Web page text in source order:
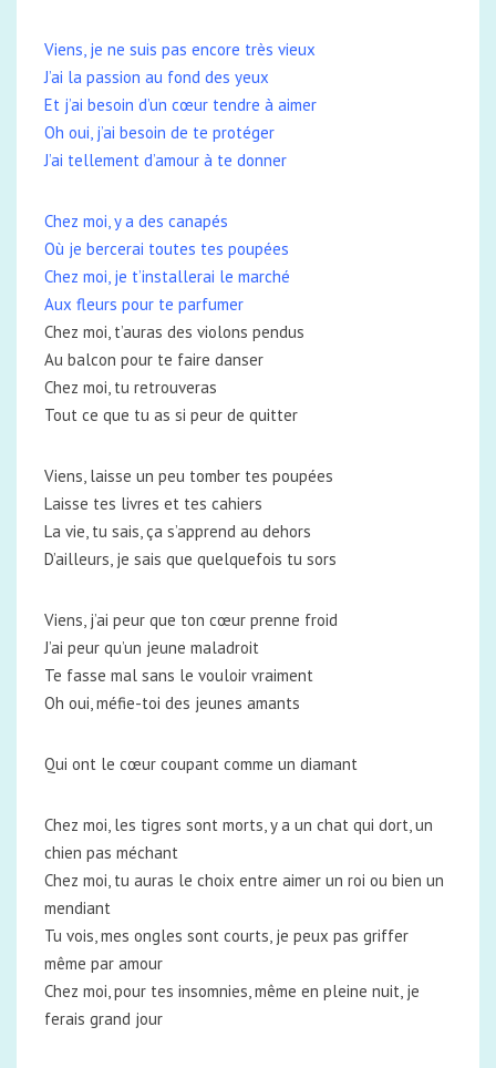
Viens, je ne suis pas encore très vieux
J’ai la passion au fond des yeux
Et j’ai besoin d’un cœur tendre à aimer
Oh oui, j’ai besoin de te protéger
J’ai tellement d’amour à te donner
Chez moi, y a des canapés
Où je bercerai toutes tes poupées
Chez moi, je t’installerai le marché
Aux fleurs pour te parfumer
Chez moi, t’auras des violons pendus
Au balcon pour te faire danser
Chez moi, tu retrouveras
Tout ce que tu as si peur de quitter
Viens, laisse un peu tomber tes poupées
Laisse tes livres et tes cahiers
La vie, tu sais, ça s’apprend au dehors
D’ailleurs, je sais que quelquefois tu sors
Viens, j’ai peur que ton cœur prenne froid
J’ai peur qu’un jeune maladroit
Te fasse mal sans le vouloir vraiment
Oh oui, méfie-toi des jeunes amants
Qui ont le cœur coupant comme un diamant
Chez moi, les tigres sont morts, y a un chat qui dort, un
chien pas méchant
Chez moi, tu auras le choix entre aimer un roi ou bien un
mendiant
Tu vois, mes ongles sont courts, je peux pas griffer
même par amour
Chez moi, pour tes insomnies, même en pleine nuit, je
ferais grand jour